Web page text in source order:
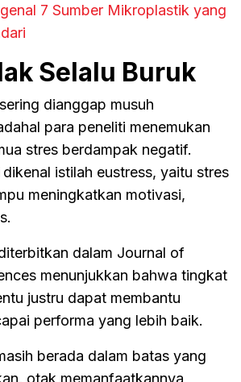
7 Sumber Mikroplastik yang
Selalu Buruk
dianggap musuh
para peneliti menemukan
stres berdampak negatif.
istilah eustress, yaitu stres
meningkatkan motivasi,
dalam Journal of
menunjukkan bahwa tingkat
justru dapat membantu
performa yang lebih baik.
berada dalam batas yang
otak memanfaatkannya